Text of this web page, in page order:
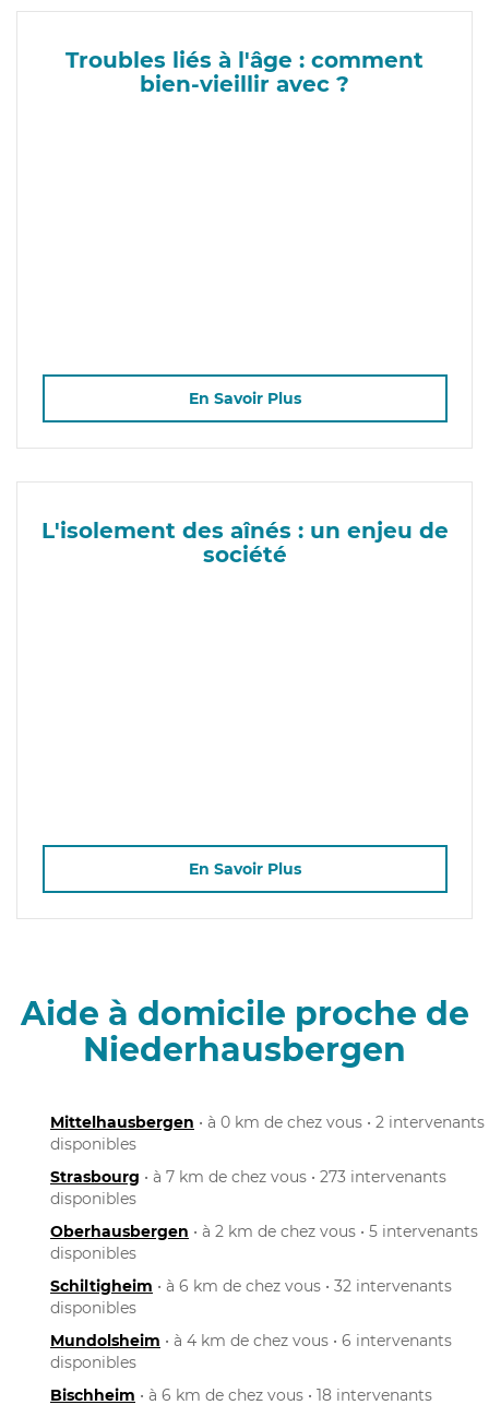
Troubles liés à l'âge : comment
bien-vieillir avec ?
En Savoir Plus
L'isolement des aînés : un enjeu de
société
En Savoir Plus
Aide à domicile proche de
Niederhausbergen
Mittelhausbergen • à 0 km de chez vous • 2 intervenants
disponibles
Strasbourg • à 7 km de chez vous • 273 intervenants
disponibles
Oberhausbergen • à 2 km de chez vous • 5 intervenants
disponibles
Schiltigheim • à 6 km de chez vous • 32 intervenants
disponibles
Mundolsheim • à 4 km de chez vous • 6 intervenants
disponibles
Bischheim • à 6 km de chez vous • 18 intervenants